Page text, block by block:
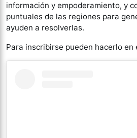
información y empoderamiento, y
puntuales de las regiones para
ayuden a resolverlas.
Para inscribirse pueden hacerlo en